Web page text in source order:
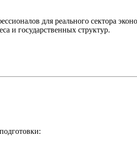
для реального сектора
и государственных структур.